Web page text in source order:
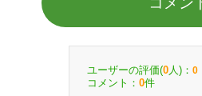
ユーザーの評価(0 人)： 0
コメント： 0件